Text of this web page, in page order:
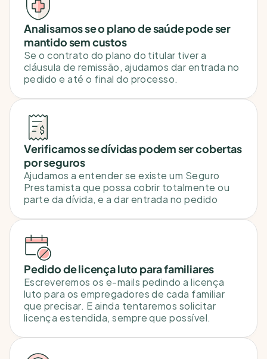
Analisamos se o plano de saúde pode ser
mantido sem custos
Se o contrato do plano do titular tiver a
cláusula de remissão, ajudamos dar entrada no
pedido e até o final do processo.
Verificamos se dívidas podem ser cobertas
por seguros
Ajudamos a entender se existe um Seguro
Prestamista que possa cobrir totalmente ou
parte da dívida, e a dar entrada no pedido
Pedido de licença luto para familiares
Escreveremos os e-mails pedindo a licença
luto para os empregadores de cada familiar
que precisar. E ainda tentaremos solicitar
licença estendida, sempre que possível.